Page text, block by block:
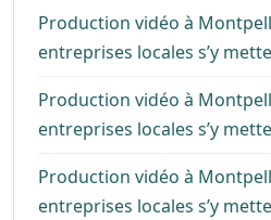
Production vidéo à
entreprises locales s’y
Production vidéo à
entreprises locales s’y
Production vidéo à
entreprises locales s’y